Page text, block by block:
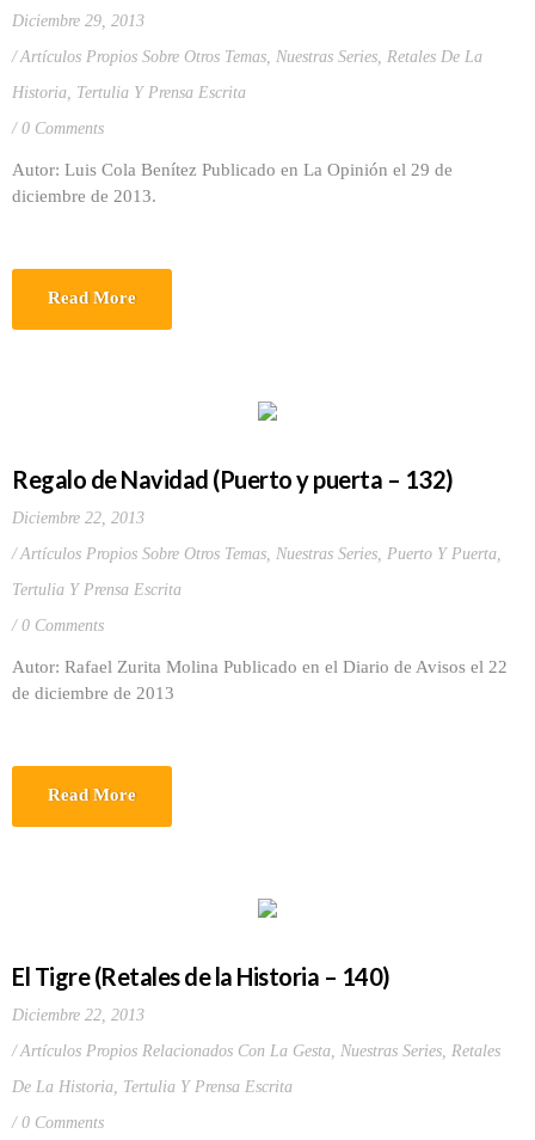
Diciembre 29, 2013
Artículos Propios Sobre Otros Temas, Nuestras Series, Retales De La
Historia, Tertulia Y Prensa Escrita
0 Comments
Autor: Luis Cola Benítez Publicado en La Opinión el 29 de
diciembre de 2013.
Read More
Regalo de Navidad (Puerto y puerta – 132)
Diciembre 22, 2013
Artículos Propios Sobre Otros Temas, Nuestras Series, Puerto Y Puerta,
Tertulia Y Prensa Escrita
0 Comments
Autor: Rafael Zurita Molina Publicado en el Diario de Avisos el 22
de diciembre de 2013
Read More
El Tigre (Retales de la Historia – 140)
Diciembre 22, 2013
Artículos Propios Relacionados Con La Gesta, Nuestras Series, Retales
De La Historia, Tertulia Y Prensa Escrita
0 Comments